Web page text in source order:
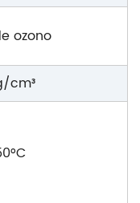
ozono
cm³